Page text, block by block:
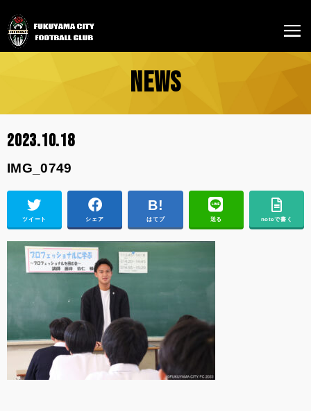
NEWS
2023.10.18
IMG_0749
ツイート シェア はてブ 送る noteで書く